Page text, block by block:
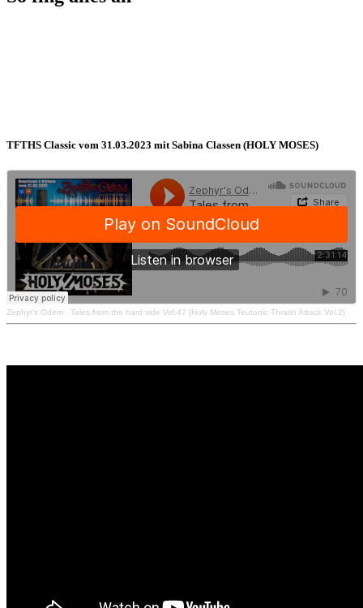
TFTHS Classic vom 31.03.2023 mit Sabina Classen (HOLY MOSES)
Zephyr's Odem · Tales from the hard side Vol.47 [Holy Moses Teutonic Thrash Attack Vol.2]